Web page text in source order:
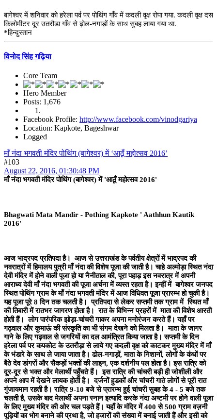
बागेश्वर में शनिवार को हरेला पर्व पर पोथिंग गाँव में कदली वृक्ष रोपा गया. कदली वृक्ष दस
किलोमीटर दूर उतरौडा गाँव से ढ़ोल-नगाड़ों के साथ सुबह लाया गया था.
*हिन्दुस्तान
विनोद सिंह गढ़िया
Core Team
Hero Member
Posts: 1,676
Facebook Profile: http://www.facebook.com/vinodgariya
Location: Kapkote, Bageshwar
Logged
माँ नंदा भगवती मंदिर पोथिंग (बागेश्वर) में ‘आठूँ महोत्सव 2016’
#103
August 22, 2016, 01:30:48 PM
माँ नंदा भगवती मंदिर पोथिंग (बागेश्वर) में 'आठूँ महोत्सव 2016'
Bhagwati Mata Mandir - Pothing Kapkote ' Aathhun Kautik
2016'
आज भाद्रपद प्रतिपदा है। आज से उत्तराखंड के पर्वतीय क्षेत्रों में भाद्रपद की
नवरात्रों में हिमालय पुत्री माँ नंदा की विशेष पूजा की जाती है। चाहे अल्मोड़ा स्थित नंदा
देवी मंदिर में होने वाली पूजा हो या नैनीताल की, पूरा पहाड़ इस नवरात्र में अपनी
आराध्य देवी माँ नंदा भगवती की पूजा अर्चना में व्यस्त रहता है। इन्हीं में बागेश्वर जनपद
स्थित पोथिंग ग्राम के माँ नंदा भगवती मंदिर में आज विधिवत पूजा प्रारम्भ हो चुकी है।
यह पूजा पूरे 8 दिन तक चलती है। प्रतिपदा से लेकर सप्तमी तक ग्राम में स्थित माँ
की तिबारी में रातभर जागरण होता है। रात के विभिन्न प्रहरों में माता की विशेष आरती
होती हैं। लोग पारंपरिक झोड़ा-चांचरी गाकर अपना मनोरंजन करते हैं। यहाँ पर
गढ़वाल और कुमाऊं की संस्कृति का भी संगम देखने को मिलता है। माता के जागर
गाने के लिए गढ़वाल से जगरियों का दल आमंत्रित किया जाता है। सप्तमी के दिन
हरेला पर्व पर कपकोट के उतरौड़ा से लाये गए कदली वृक्ष को काटकर मुख्य मंदिर में माँ
के भंडारे के साथ ले जाया जाता है। ढोल-नगाड़ों, माता के निशानों, लोगों के कंधों पर
बैठे देव डांगरों और सैकड़ों भक्तों की लाइन, एक दर्शनीय पल होता है। इस रात्रि को
दूर-दूर से भक्त और मेलार्थी पहुँचते हैं। इस रात्रि की चांचरी बड़ी ही जोशीली और
अपने आप में देखने लायक होती है। दर्जनों हुडकों और चांचरी गाते लोगों से पूरी रात
गुंजायमान रहती है। रात्रि 9-10 बजे से प्रारम्भ हुई चांचरी सुबह के 4 - 5 बजे तक
चलती है, उसके बाद मेलार्थी अपना स्नान इत्यादि करके नंदा अष्टमी पर होने वाली पूजा
के लिए मुख्य मंदिर की ओर चल पड़ते हैं। यहाँ के मंदिर में 400 से 500 ग्राम वज़नी
पूड़ियों का भोग बनाने की प्रथा है, जो हजारों की संख्या में बनाई जाती हैं और इसी को